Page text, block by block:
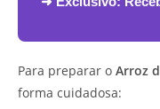
Para preparar o Arroz
forma cuidadosa: